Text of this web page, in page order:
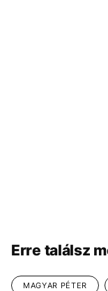
Erre találsz
MAGYAR PÉTER